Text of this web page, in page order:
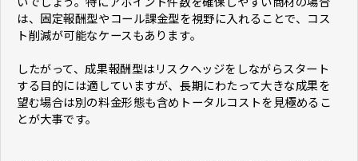
は、固定報酬型やコール課金型を視野に入れることで、コス
ト削減が可能なケースもあります。
したがって、成果報酬型はリスクヘッジをしながらスタート
する目的には適していますが、長期にわたって大きな成果を
望む場合は別の料金形態も含めトータルコストを見極めるこ
とが大事です。